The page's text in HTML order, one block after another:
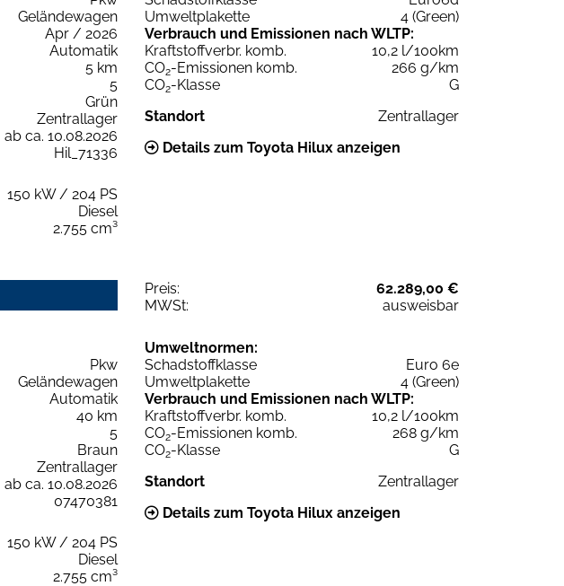
Geländewagen
Apr / 2026
Automatik
5 km
5
Grün
Zentrallager
ab ca. 10.08.2026
Hil_71336
150 kW / 204 PS
Diesel
2.755 cm³
Umweltplakette
4 (Green)
Verbrauch und Emissionen nach WLTP:
Kraftstoffverbr. komb.
10,2 l/100km
CO2-Emissionen komb.
266 g/km
CO2-Klasse
G
Standort
Zentrallager
Details zum Toyota Hilux anzeigen
Preis:
62.289,00 €
MWSt:
ausweisbar
Pkw
Geländewagen
Automatik
40 km
5
Braun
Zentrallager
ab ca. 10.08.2026
07470381
150 kW / 204 PS
Diesel
2.755 cm³
Umweltnormen:
Schadstoffklasse
Euro 6e
Umweltplakette
4 (Green)
Verbrauch und Emissionen nach WLTP:
Kraftstoffverbr. komb.
10,2 l/100km
CO2-Emissionen komb.
268 g/km
CO2-Klasse
G
Standort
Zentrallager
Details zum Toyota Hilux anzeigen